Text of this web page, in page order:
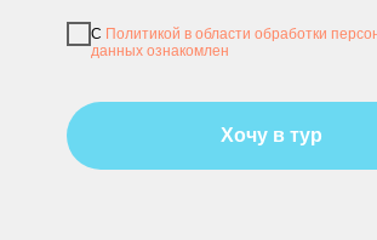
С Политикой в области обработки
данных ознакомлен
Хочу в тур